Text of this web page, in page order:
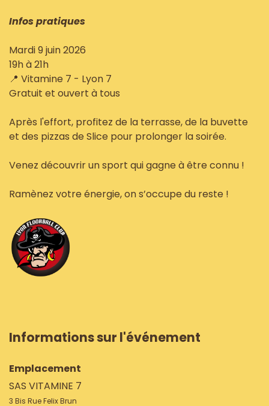
Infos pratiques
Mardi 9 juin 2026
19h à 21h
📍 Vitamine 7 - Lyon 7
Gratuit et ouvert à tous
Après l'effort, profitez de la terrasse, de la buvette
et des pizzas de Slice pour prolonger la soirée.
Venez découvrir un sport qui gagne à être connu !
Ramènez votre énergie, on s’occupe du reste !
Informations sur l'événement
Emplacement
SAS VITAMINE 7
3 Bis Rue Felix Brun